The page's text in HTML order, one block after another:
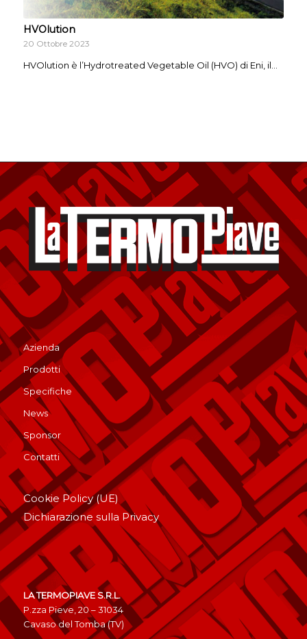
HVOlution
20 Ottobre 2023
HVOlution è l’Hydrotreated Vegetable Oil (HVO) di Eni, il…
Azienda
Prodotti
Specifiche
News
Sponsor
Contatti
Cookie Policy (UE)
Dichiarazione sulla Privacy
LA TERMOPIAVE S.R.L.
P.zza Pieve, 20 – 31034
Cavaso del Tomba (TV)